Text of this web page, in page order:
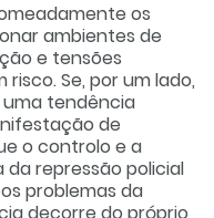
os
ambientes de
e tensões
Se, por um lado,
tendência
de
o controlo e a
repressão policial
problemas da